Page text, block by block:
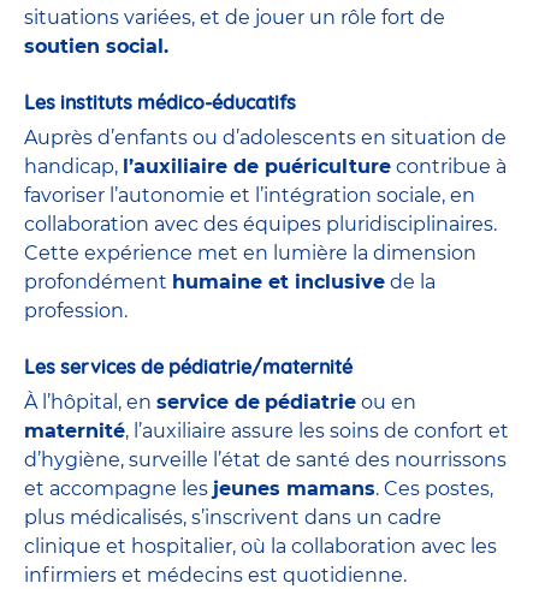
situations variées, et de jouer un rôle fort de
soutien social.
Les instituts médico-éducatifs
Auprès d’enfants ou d’adolescents en situation de
handicap, l’auxiliaire de puériculture contribue à
favoriser l’autonomie et l’intégration sociale, en
collaboration avec des équipes pluridisciplinaires.
Cette expérience met en lumière la dimension
profondément humaine et inclusive de la
profession.
Les services de pédiatrie/maternité
À l’hôpital, en service de pédiatrie ou en
maternité, l’auxiliaire assure les soins de confort et
d’hygiène, surveille l’état de santé des nourrissons
et accompagne les jeunes mamans. Ces postes,
plus médicalisés, s’inscrivent dans un cadre
clinique et hospitalier, où la collaboration avec les
infirmiers et médecins est quotidienne.